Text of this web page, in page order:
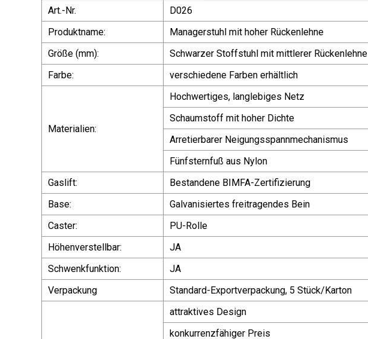
Art.-Nr.
D026
Produktname:
Managerstuhl mit hoher Rückenlehne
Größe (mm):
Schwarzer Stoffstuhl mit mittlerer Rückenlehne
Farbe:
verschiedene Farben erhältlich
Materialien:
Hochwertiges, langlebiges Netz
Schaumstoff mit hoher Dichte
Arretierbarer Neigungsspannmechanismus
Fünfsternfuß aus Nylon
Gaslift:
Bestandene BIMFA-Zertifizierung
Base:
Galvanisiertes freitragendes Bein
Caster:
PU-Rolle
Höhenverstellbar:
JA
Schwenkfunktion:
JA
Verpackung
Standard-Exportverpackung, 5 Stück/Karton
attraktives Design
konkurrenzfähiger Preis